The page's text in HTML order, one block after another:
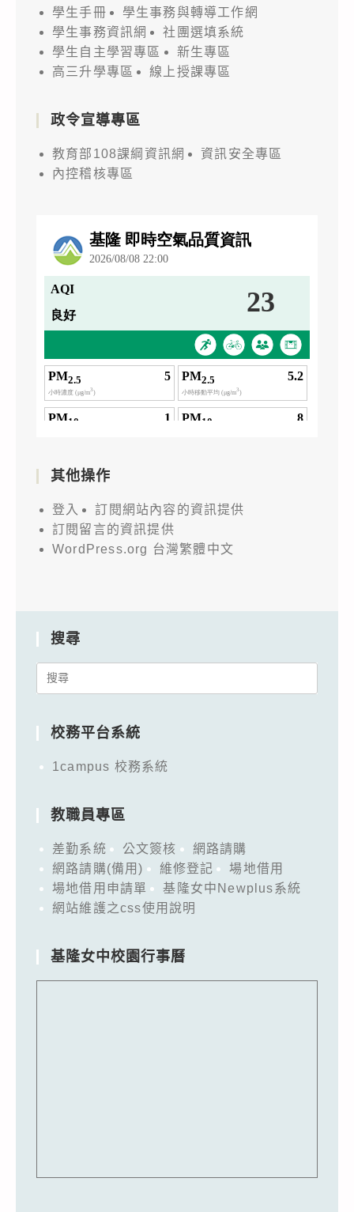
學生手冊
學生事務與轉導工作網
學生事務資訊網
社團選填系統
學生自主學習專區
新生專區
高三升學專區
線上授課專區
政令宣導專區
教育部108課綱資訊網
資訊安全專區
內控稽核專區
其他操作
登入
訂閱網站內容的資訊提供
訂閱留言的資訊提供
WordPress.org 台灣繁體中文
搜尋
Search
校務平台系統
1campus 校務系統
教職員專區
差勤系統 公文簽核
網路請購
網路請購(備用)
維修登記
場地借用
場地借用申請單
基隆女中Newplus系統
網站維護之css使用說明
基隆女中校園行事曆